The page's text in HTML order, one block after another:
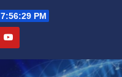
7:56:30 PM